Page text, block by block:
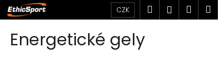
Přejít
na
obsah
CZK Hledat
Energetické gely
o